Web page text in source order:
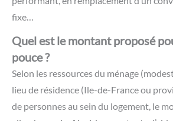
fixe…
Quel est le montant proposé
pouce ?
Selon les ressources du ménage
lieu de résidence (Ile-de-France ou
de personnes au sein du logement, le